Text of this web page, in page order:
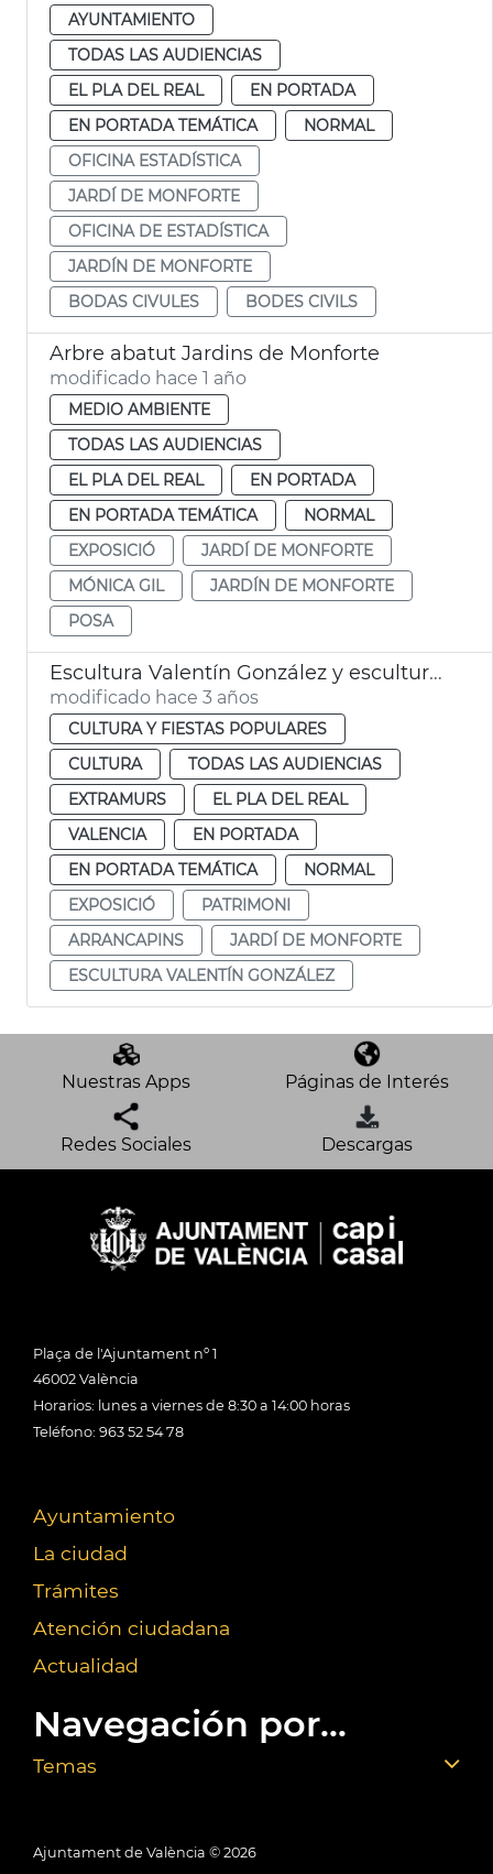
AYUNTAMIENTO
TODAS LAS AUDIENCIAS
EL PLA DEL REAL
EN PORTADA
EN PORTADA TEMÁTICA
NORMAL
OFICINA ESTADÍSTICA
JARDÍ DE MONFORTE
OFICINA DE ESTADÍSTICA
JARDÍN DE MONFORTE
BODAS CIVULES
BODES CIVILS
Arbre abatut Jardins de Monforte
modificado hace 1 año
MEDIO AMBIENTE
TODAS LAS AUDIENCIAS
EL PLA DEL REAL
EN PORTADA
EN PORTADA TEMÁTICA
NORMAL
EXPOSICIÓ
JARDÍ DE MONFORTE
MÓNICA GIL
JARDÍN DE MONFORTE
POSA
Escultura Valentín González y esculturas Jardín de Monforte
modificado hace 3 años
CULTURA Y FIESTAS POPULARES
CULTURA
TODAS LAS AUDIENCIAS
EXTRAMURS
EL PLA DEL REAL
VALENCIA
EN PORTADA
EN PORTADA TEMÁTICA
NORMAL
EXPOSICIÓ
PATRIMONI
ARRANCAPINS
JARDÍ DE MONFORTE
ESCULTURA VALENTÍN GONZÁLEZ
Nuestras Apps Páginas de Interés
Redes Sociales Descargas
Plaça de l'Ajuntament nº 1
46002 València
Horarios: lunes a viernes de 8:30 a 14:00 horas
Teléfono: 963 52 54 78
Ayuntamiento
La ciudad
Trámites
Atención ciudadana
Actualidad
Navegación por...
Temas
Ajuntament de València © 2026